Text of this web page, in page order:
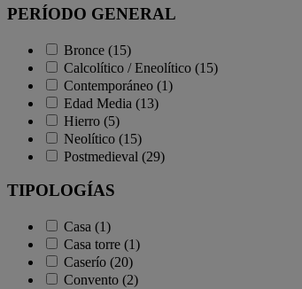
PERÍODO GENERAL
Bronce (15)
Calcolítico / Eneolítico (15)
Contemporáneo (1)
Edad Media (13)
Hierro (5)
Neolítico (15)
Postmedieval (29)
TIPOLOGÍAS
Casa (1)
Casa torre (1)
Caserío (20)
Convento (2)